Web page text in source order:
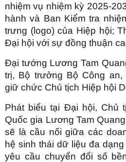
nhiệm vụ nhiệm kỳ 2025-
hành và Ban Kiểm tra
trưng (logo) của Hiệp hội;
Đại hội với sự đồng thuận
Đại tướng Lương Tam
trị, Bộ trưởng Bộ Công
giữ chức Chủ tịch Hiệp hội
Phát biểu tại Đại hội, Chủ
Quốc gia Lương Tam
sẽ là cầu nối giữa các
hệ sinh thái dữ liệu đa
yêu cầu chuyển đổi số